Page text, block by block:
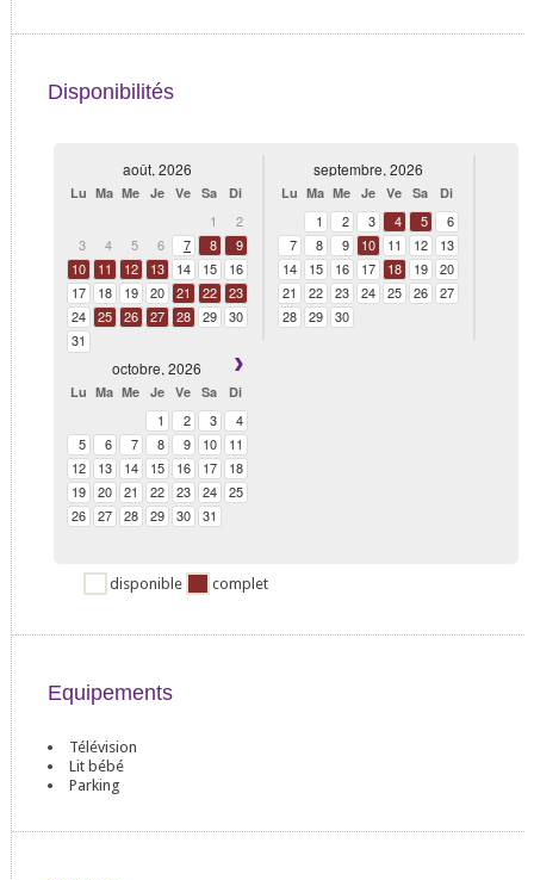
Disponibilités
août, 2026
Lu Ma Me Je Ve Sa Di
1
2
3
4 5 6 7 8
9
10
11 12 13 14 15
16
17
18 19 20 21 22
23
24
25 26 27 28 29
30
31
septembre, 2026
Lu Ma Me Je Ve Sa Di
1 2 3 4 5
6
7
8 9 10 11 12
13
14
15 16 17 18 19
20
21
22 23 24 25 26
27
28
29 30
octobre, 2026
Lu Ma Me Je Ve Sa Di
1 2 3
4
5
6 7 8 9 10
11
12
13 14 15 16 17
18
19
20 21 22 23 24
25
26
27 28 29 30 31
disponible complet
Equipements
Télévision
Lit bébé
Parking